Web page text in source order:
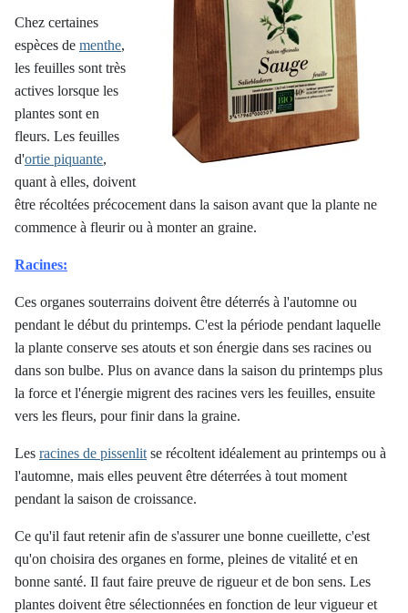
Chez certaines
espèces de menthe,
les feuilles sont très
actives lorsque les
plantes sont en
fleurs. Les feuilles
d'ortie piquante,
quant à elles, doivent
être récoltées précocement dans la saison avant que la plante ne
commence à fleurir ou à monter an graine.
Racines:
Ces organes souterrains doivent être déterrés à l'automne ou
pendant le début du printemps. C'est la période pendant laquelle
la plante conserve ses atouts et son énergie dans ses racines ou
dans son bulbe. Plus on avance dans la saison du printemps plus
la force et l'énergie migrent des racines vers les feuilles, ensuite
vers les fleurs, pour finir dans la graine.
Les racines de pissenlit se récoltent idéalement au printemps ou à
l'automne, mais elles peuvent être déterrées à tout moment
pendant la saison de croissance.
Ce qu'il faut retenir afin de s'assurer une bonne cueillette, c'est
qu'on choisira des organes en forme, pleines de vitalité et en
bonne santé. Il faut faire preuve de rigueuret de bon sens. Les
plantes doivent être sélectionnées en fonction de leur vigueur et